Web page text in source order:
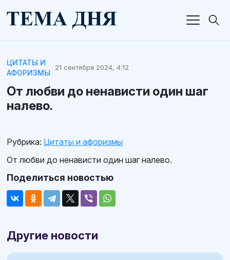
ЦИТАТЫ И
АФОРИЗМЫ
21 сентября 2024, 4:12
От любви до ненависти один шаг
налево.
Рубрика: Цитаты и афоризмы
От любви до ненависти один шаг налево.
Поделиться новостью
Другие новости